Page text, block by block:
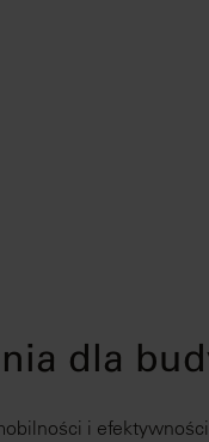
dla
i